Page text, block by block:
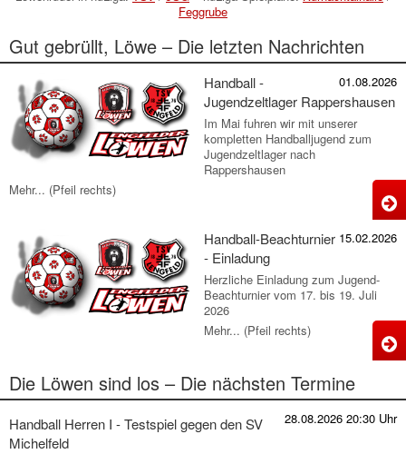
Feggrube
Gut gebrüllt, Löwe – Die letzten Nachrichten
01.08.2026
Handball -
Jugendzeltlager Rappershausen
Im Mai fuhren wir mit unserer
kompletten Handballjugend zum
Jugendzeltlager nach
Rappershausen
Mehr... (Pfeil rechts)
-
15.02.2026
Handball-Beachturnier
- Einladung
Herzliche Einladung zum Jugend-
Beachturnier vom 17. bis 19. Juli
2026
Mehr... (Pfeil rechts)
-
Die Löwen sind los – Die nächsten Termine
28.08.2026 20:30 Uhr
Handball Herren I - Testspiel gegen den SV
Michelfeld